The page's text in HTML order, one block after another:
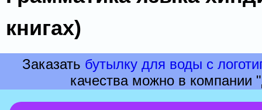
книгах)
Заказать бутылку для воды с
качества можно в компании